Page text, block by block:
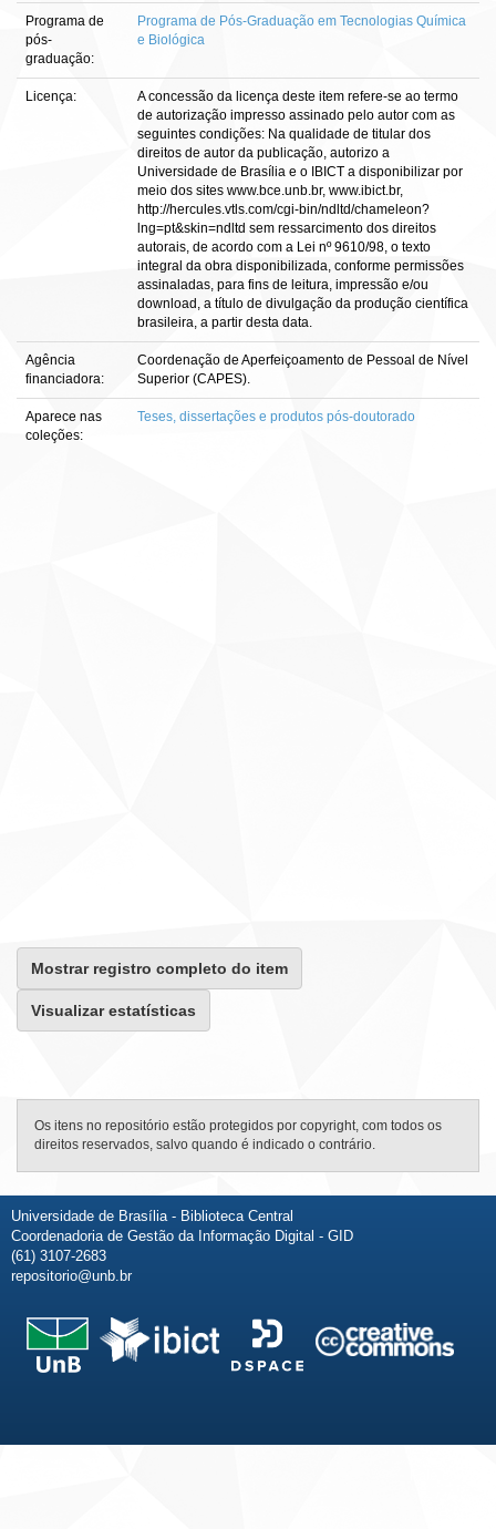
Programa de
pós-
graduação:
Programa de Pós-Graduação em Tecnologias Química
e Biológica
Licença:
A concessão da licença deste item refere-se ao termo
de autorização impresso assinado pelo autor com as
seguintes condições: Na qualidade de titular dos
direitos de autor da publicação, autorizo a
Universidade de Brasília e o IBICT a disponibilizar por
meio dos sites www.bce.unb.br, www.ibict.br,
http://hercules.vtls.com/cgi-bin/ndltd/chameleon?
lng=pt&skin=ndltd sem ressarcimento dos direitos
autorais, de acordo com a Lei nº 9610/98, o texto
integral da obra disponibilizada, conforme permissões
assinaladas, para fins de leitura, impressão e/ou
download, a título de divulgação da produção científica
brasileira, a partir desta data.
Agência
financiadora:
Coordenação de Aperfeiçoamento de Pessoal de Nível
Superior (CAPES).
Aparece nas
coleções:
Teses, dissertações e produtos pós-doutorado
Mostrar registro completo do item
Visualizar estatísticas
Os itens no repositório estão protegidos por copyright, com todos os
direitos reservados, salvo quando é indicado o contrário.
Universidade de Brasília - Biblioteca Central
Coordenadoria de Gestão da Informação Digital - GID
(61) 3107-2683
repositorio@unb.br